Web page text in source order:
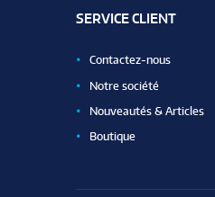
SERVICE CLIENT
Contactez-nous
Notre société
Nouveautés & Articles
Boutique